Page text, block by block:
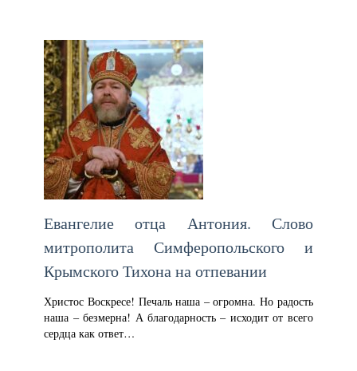
Евангелие отца Антония. Слово
митрополита Симферопольского и
Крымского Тихона на отпевании
Христос Воскресе! Печаль наша – огромна. Но радость
наша – безмерна! А благодарность – исходит от всего
сердца как ответ…